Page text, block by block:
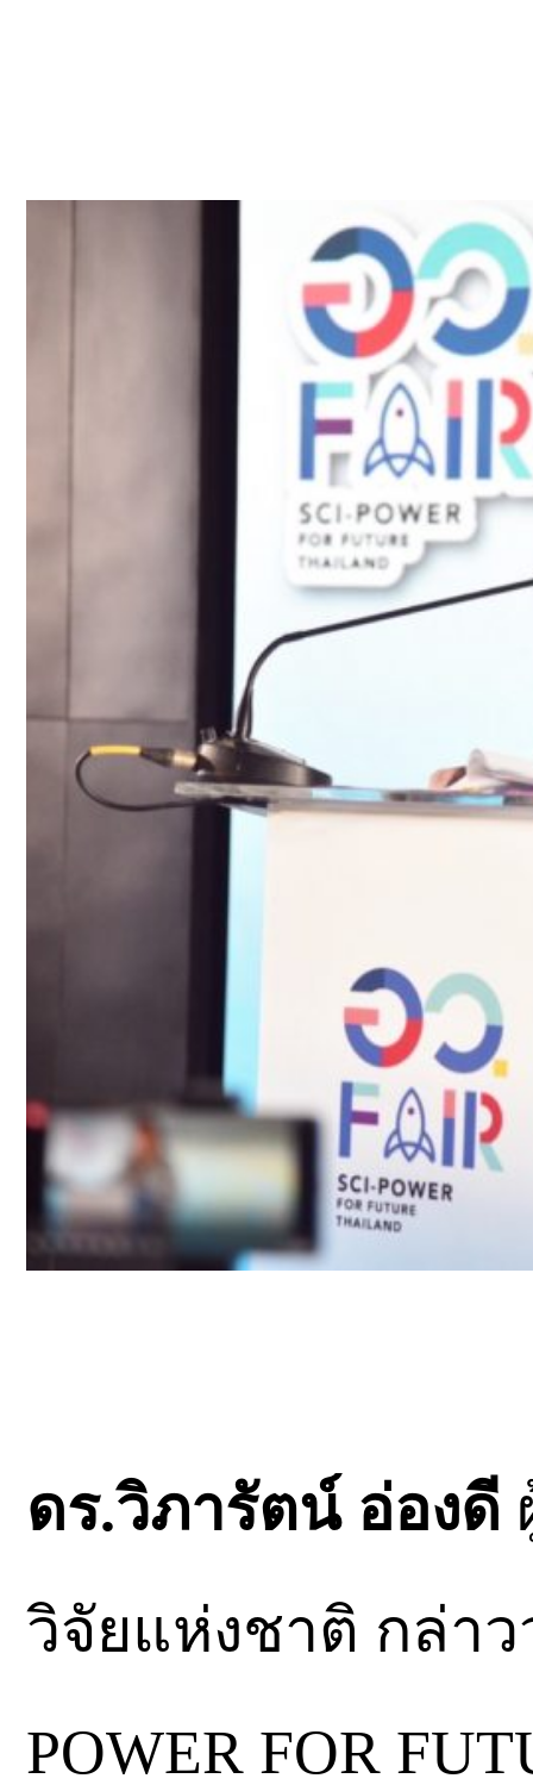
ดร.วิภารัตน์ อ่องดี
วิจัยแห่งชาติ กล่าว
POWER FOR